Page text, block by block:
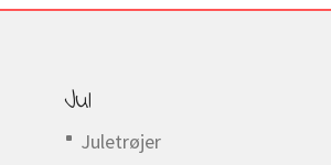
Jul
Juletrøjer